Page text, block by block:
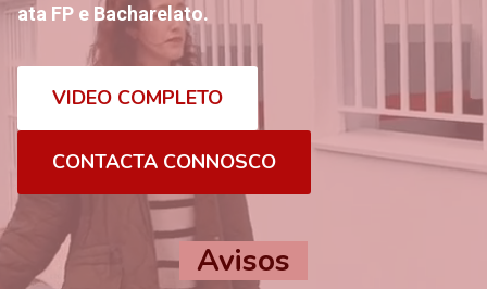
ata FP e Bacharelato.
VIDEO COMPLETO
CONTACTA CONNOSCO
Avisos